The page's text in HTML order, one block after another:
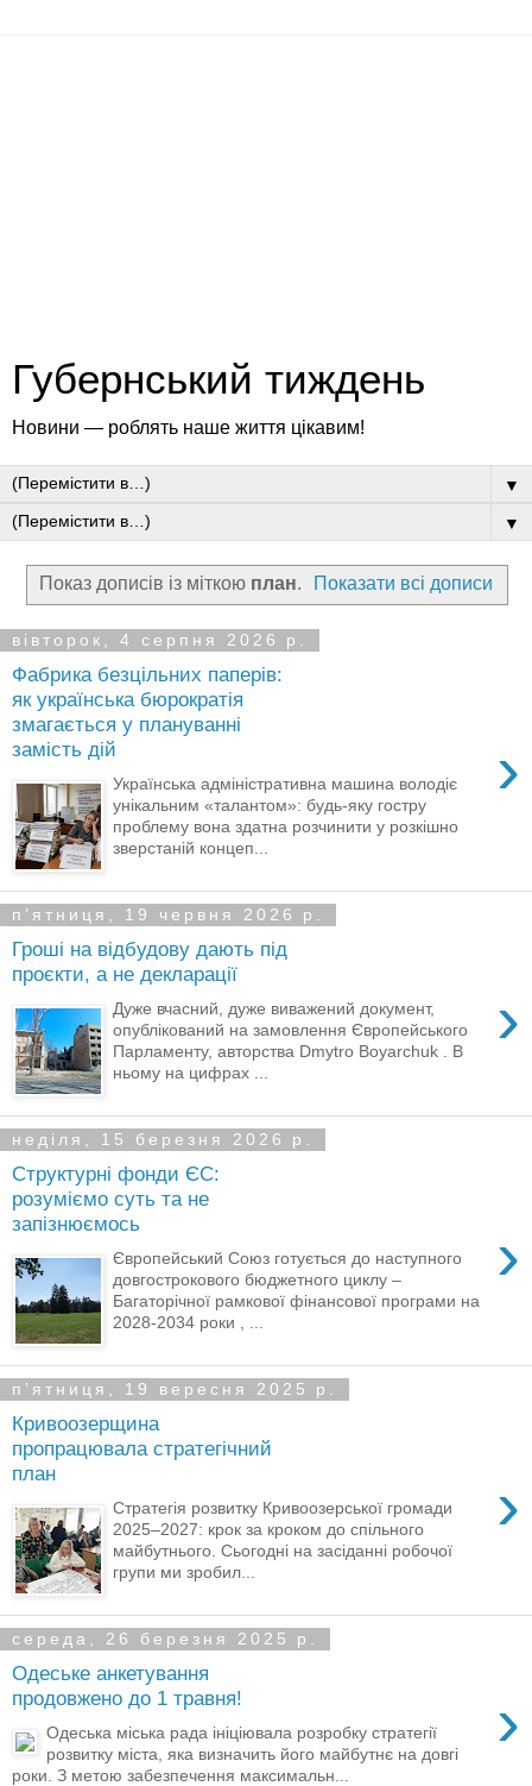
Губернський тиждень
Новини — роблять наше життя цікавим!
▼
▼
Показ дописів із міткою план. Показати всі дописи
вівторок, 4 серпня 2026 р.
Фабрика безцільних паперів:
як українська бюрократія
змагається у плануванні
замість дій
›
Українська адміністративна машина володіє
унікальним «талантом»: будь-яку гостру
проблему вона здатна розчинити у розкішно
зверстаній концеп...
пʼятниця, 19 червня 2026 р.
Гроші на відбудову дають під
проєкти, а не декларації
›
Дуже вчасний, дуже виважений документ,
опублікований на замовлення Європейського
Парламенту, авторства Dmytro Boyarchuk . В
ньому на цифрах ...
неділя, 15 березня 2026 р.
Структурні фонди ЄС:
розуміємо суть та не
запізнюємось
›
Європейський Союз готується до наступного
довгострокового бюджетного циклу –
Багаторічної рамкової фінансової програми на
2028-2034 роки , ...
пʼятниця, 19 вересня 2025 р.
Кривоозерщина
пропрацювала стратегічний
план
›
Стратегія розвитку Кривоозерської громади
2025–2027: крок за кроком до спільного
майбутнього. Сьогодні на засіданні робочої
групи ми зробил...
середа, 26 березня 2025 р.
Одеське анкетування
продовжено до 1 травня!
›
Одеська міська рада ініціювала розробку стратегії
розвитку міста, яка визначить його майбутнє на довгі
роки. З метою забезпечення максимальн...